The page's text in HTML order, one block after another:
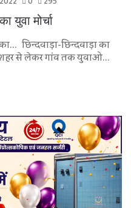
युवा मोर्चा
छिन्दवाड़ा-छिन्दवाड़ा का
शहर से लेकर गांव तक युवाओ…